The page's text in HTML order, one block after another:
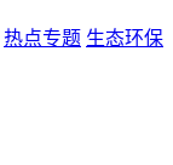
热点专题 生态环保